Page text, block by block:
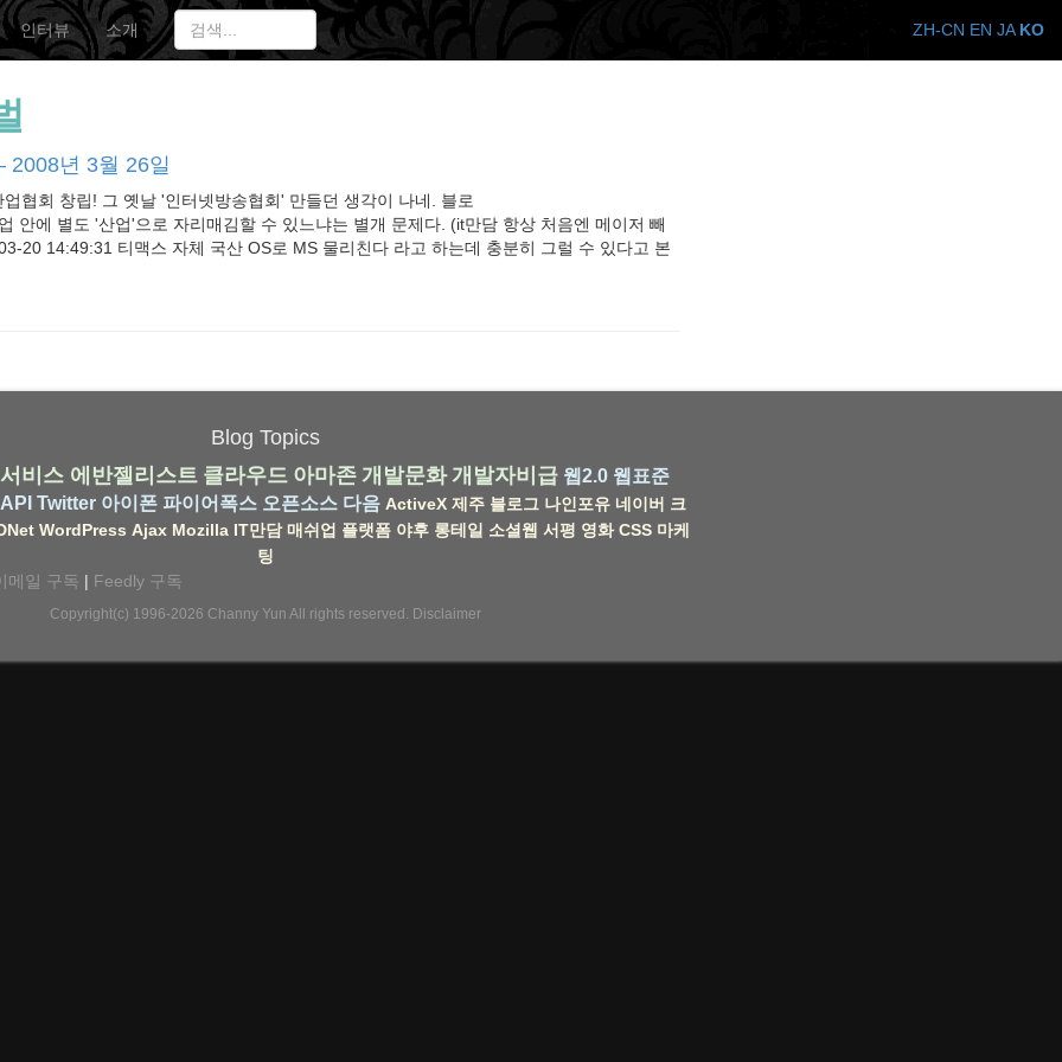
인터뷰 소개
2008년 3월 26일
협회 창립! 그 옛날 '인터넷방송협회' 만들던 생각이 나네. 블로
안에 별도 '산업'으로 자리매김할 수 있느냐는 별개 문제다. (it만담 항상 처음엔 메이저 빼
20 14:49:31 티맥스 자체 국산 OS로 MS 물리친다 라고 하는데 충분히 그럴 수 있다고 본
Blog Topics
비스 에반젤리스트 클라우드 아마존 개발문화 개발자비급 웹2.0 웹표준
Twitter 아이폰 파이어폭스 오픈소스 다음 ActiveX 제주 블로그 나인포유 네이버 크
WordPress Ajax Mozilla IT만담 매쉬업 플랫폼 야후 롱테일 소셜웹 서평 영화 CSS 마케
팅
메일 구독 | Feedly 구독
Copyright(c) 1996-2026 Channy Yun All rights reserved. Disclaimer
ZH-CN EN JA KO